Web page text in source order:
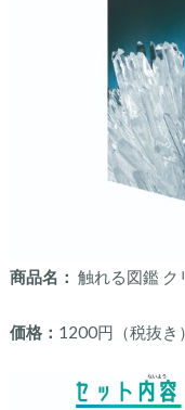
商品名： 触れる図鑑 ク
価格： 1200円（税抜き）